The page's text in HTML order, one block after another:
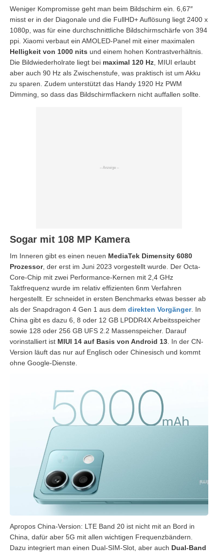
Weniger Kompromisse geht man beim Bildschirm ein. 6,67″
misst er in der Diagonale und die FullHD+ Auflösung liegt 2400 x
1080p, was für eine durchschnittliche Bildschirmschärfe von 394
ppi. Xiaomi verbaut ein AMOLED-Panel mit einer maximalen
Helligkeit von 1000 nits und einem hohen Kontrastverhältnis.
Die Bildwiederholrate liegt bei maximal 120 Hz , MIUI erlaubt
aber auch 90 Hz als Zwischenstufe, was praktisch ist um Akku
zu sparen. Zudem unterstützt das Handy 1920 Hz PWM
Dimming, so dass das Bildschirmflackern nicht auffallen sollte.
Sogar mit 108 MP Kamera
Im Inneren gibt es einen neuen MediaTek Dimensity 6080
Prozessor, der erst im Juni 2023 vorgestellt wurde. Der Octa-
Core-Chip mit zwei Performance-Kernen mit 2,4 GHz
Taktfrequenz wurde im relativ effizienten 6nm Verfahren
hergestellt. Er schneidet in ersten Benchmarks etwas besser ab
als der Snapdragon 4 Gen 1 aus dem direkten Vorgänger. In
China gibt es dazu 6, 8 oder 12 GB LPDDR4X Arbeitsspeicher
sowie 128 oder 256 GB UFS 2.2 Massenspeicher. Darauf
vorinstalliert ist MIUI 14 auf Basis von Android 13 . In der CN-
Version läuft das nur auf Englisch oder Chinesisch und kommt
ohne Google-Dienste.
Apropos China-Version: LTE Band 20 ist nicht mit an Bord in
China, dafür aber 5G mit allen wichtigen Frequenzbändern.
Dazu integriert man einen Dual-SIM-Slot, aber auch Dual-Band